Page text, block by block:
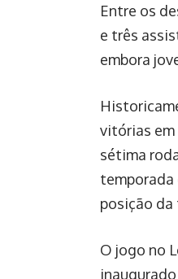
Entre os
e três
embora
vitórias em
sétima
temporada
posição da
O jogo no